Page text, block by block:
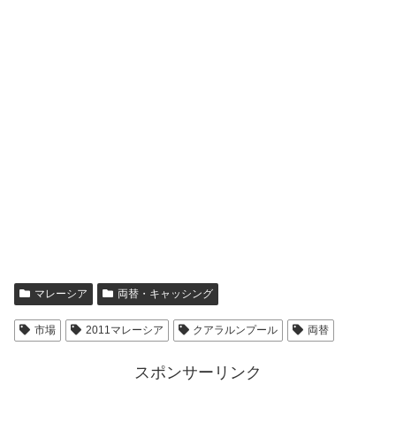
マレーシア 両替・キャッシング
市場 2011マレーシア クアラルンプール 両替
スポンサーリンク